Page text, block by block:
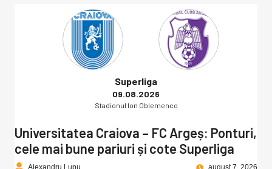
Superliga
09.08.2026
Stadionul Ion Oblemenco
Universitatea Craiova – FC Argeș: Ponturi,
cele mai bune pariuri și cote Superliga